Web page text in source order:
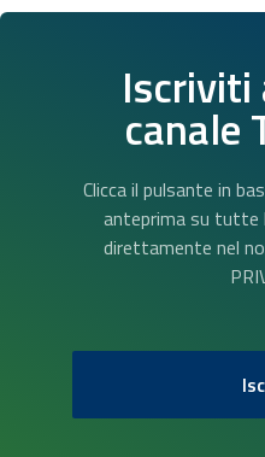
Iscriviti
canale
Clicca il pulsante in
anteprima su tutte
direttamente nel